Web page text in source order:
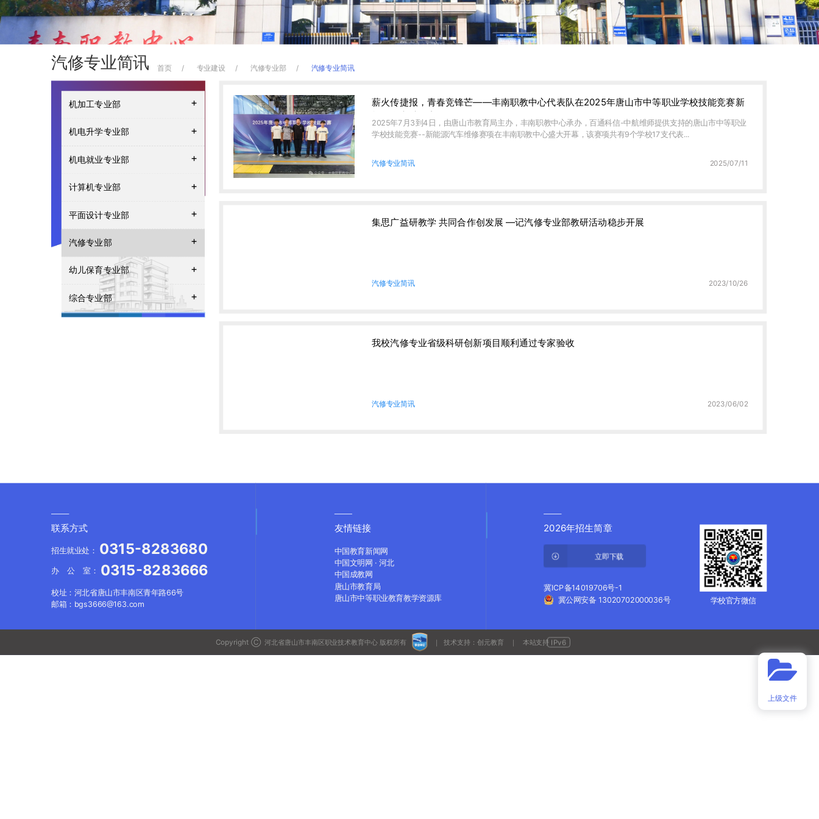
汽修专业简讯 首页 专业建设 汽修专业部 汽修专业简讯
机加工专业部 +
机电升学专业部 +
机电就业专业部 +
计算机专业部 +
平面设计专业部 +
汽修专业部 +
幼儿保育专业部 +
综合专业部 +
薪火传捷报，青春竞锋芒——丰南职教中心代表队在2025年唐山市中等职业学校技能竞赛新
2025年7月3到4日，由唐山市教育局主办，丰南职教中心承办，百通科信-中航维师提供支持的唐山市中等职业
学校技能竞赛--新能源汽车维修赛项在丰南职教中心盛大开幕，该赛项共有9个学校17支代表...
2025/07/11
汽修专业简讯
集思广益研教学 共同合作创发展 —记汽修专业部教研活动稳步开展
2023/10/26
汽修专业简讯
我校汽修专业省级科研创新项目顺利通过专家验收
2023/06/02
汽修专业简讯
联系方式
招生就业处：
办 公 室：
校址：河北省唐山市丰南区青年路66号
邮箱：bgs3666@163.com
0315-8283680
0315-8283666
友情链接
中国教育新闻网
中国文明网 · 河北
中国成教网
唐山市教育局
唐山市中等职业教育教学资源库
2026年招生简章
立即下载
学校官方微信
冀ICP备14019706号-1
冀公网安备 13020702000036号
Copyright Ⓒ河北省唐山市丰南区职业技术教育中心 版权所有 ｜ 技术支持： 创元教育 ｜ 本站支持 IPv6
上级文件